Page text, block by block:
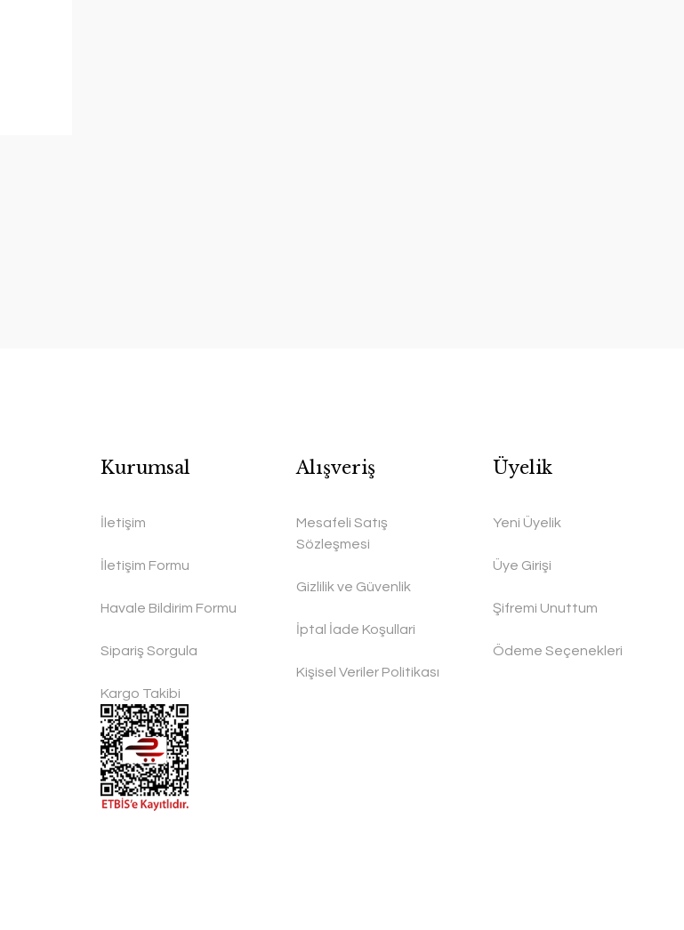
Yapımı Eskitme Bakır Cezve Seti 4 lü
Handygoo Spice Box Bakır Baharatlık Seti
Kurumsal
İletişim
İletişim Formu
Havale Bildirim Formu
Sipariş Sorgula
Kargo Takibi
Alışveriş
Mesafeli Satış
Sözleşmesi
Gizlilik ve Güvenlik
İptal İade Koşullari
Kişisel Veriler Politikası
Üyelik
Yeni Üyelik
Üye Girişi
Şifremi Unuttum
Ödeme Seçenekleri